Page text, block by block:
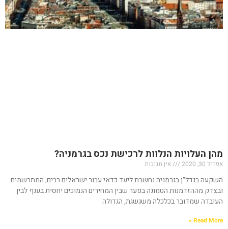
מהן העלויות הנלוות לרכישת נכס בגרמניה?
אפריל 30, 2020 אין תגובות
השקעה בנדל”ן בגרמניה נחשבת ליעד כדאי עבור ישראלים רבים, המתרשמים
ובצדק מההזדמנות הטמונה בפער שבין המחירים הנמוכים יחסית בענף לבין
העובדה שמדובר בכלכלה משגשגת, הגדולה
Read More »